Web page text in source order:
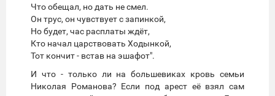
Что обещал, но дать не смел.
Он трус, он чувствует с запинкой,
Но будет, час расплаты ждёт,
Кто начал царствовать Ходынкой,
Тот кончит - встав на эшафот".
И что - только ли на большевиках кровь семьи
Николая Романова? Если под арест её взял сам